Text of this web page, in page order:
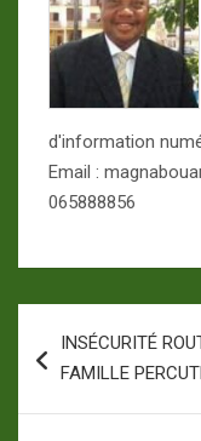
d'information
Email :
065888856
de
INSÉCURITÉ
FAMILLE